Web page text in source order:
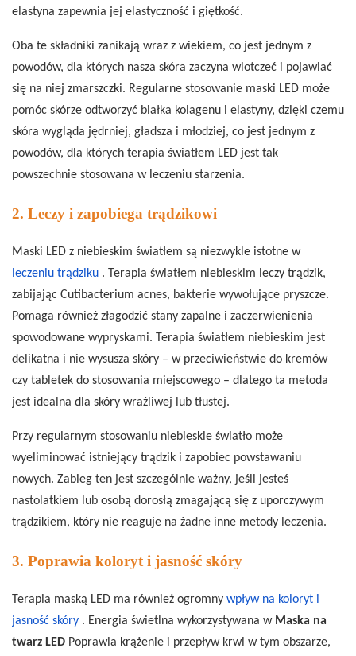
elastyna zapewnia jej elastyczność i giętkość.
Oba te składniki zanikają wraz z wiekiem, co jest jednym z
powodów, dla których nasza skóra zaczyna wiotczeć i pojawiać
się na niej zmarszczki. Regularne stosowanie maski LED może
pomóc skórze odtworzyć białka kolagenu i elastyny, dzięki czemu
skóra wygląda jędrniej, gładsza i młodziej, co jest jednym z
powodów, dla których terapia światłem LED jest tak
powszechnie stosowana w leczeniu starzenia.
2. Leczy i zapobiega trądzikowi
Maski LED z niebieskim światłem są niezwykle istotne w
leczeniu trądziku . Terapia światłem niebieskim leczy trądzik,
zabijając Cutibacterium acnes, bakterie wywołujące pryszcze.
Pomaga również złagodzić stany zapalne i zaczerwienienia
spowodowane wypryskami. Terapia światłem niebieskim jest
delikatna i nie wysusza skóry – w przeciwieństwie do kremów
czy tabletek do stosowania miejscowego – dlatego ta metoda
jest idealna dla skóry wrażliwej lub tłustej.
Przy regularnym stosowaniu niebieskie światło może
wyeliminować istniejący trądzik i zapobiec powstawaniu
nowych. Zabieg ten jest szczególnie ważny, jeśli jesteś
nastolatkiem lub osobą dorosłą zmagającą się z uporczywym
trądzikiem, który nie reaguje na żadne inne metody leczenia.
3. Poprawia koloryt i jasność skóry
Terapia maską LED ma również ogromny wpływ na koloryt i
jasność skóry . Energia świetlna wykorzystywana w Maska na
twarz LED Poprawia krążenie i przepływ krwi w tym obszarze,